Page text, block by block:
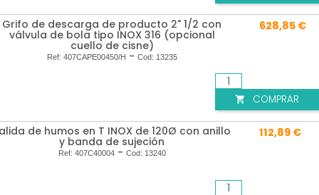
Grifo de descarga de producto 2" 1/2 con
válvula de bola tipo INOX 316 (opcional
cuello de cisne)
Ref: 407CAPE00450/H - Cod: 13235
628,85 €
 COMPRAR
de humos en T INOX de 120Ø con anillo
y banda de sujeción
Ref: 407C40004- Cod: 13240
112,89 €